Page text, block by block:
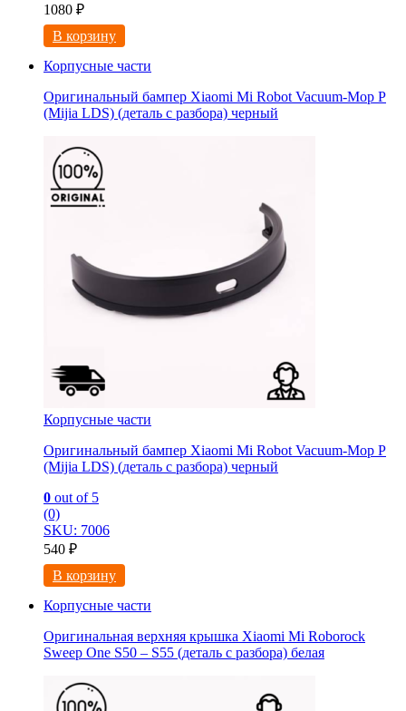
1080 ₽
В корзину
Корпусные части
Оригинальный бампер Xiaomi Mi Robot Vacuum-Mop P
(Mijia LDS) (деталь с разбора) черный
Корпусные части
Оригинальный бампер Xiaomi Mi Robot Vacuum-Mop P
(Mijia LDS) (деталь с разбора) черный
0 out of 5
(0)
SKU: 7006
540 ₽
В корзину
Корпусные части
Оригинальная верхняя крышка Xiaomi Mi Roborock
Sweep One S50 – S55 (деталь с разбора) белая